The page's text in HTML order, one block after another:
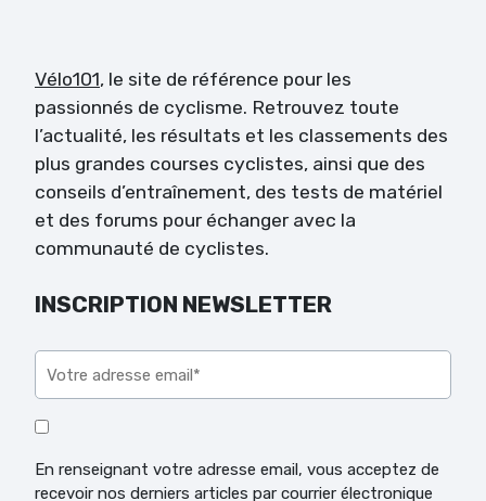
Vélo101, le site de référence pour les
passionnés de cyclisme. Retrouvez toute
l’actualité, les résultats et les classements des
plus grandes courses cyclistes, ainsi que des
conseils d’entraînement, des tests de matériel
et des forums pour échanger avec la
communauté de cyclistes.
INSCRIPTION NEWSLETTER
En renseignant votre adresse email, vous acceptez de
recevoir nos derniers articles par courrier électronique